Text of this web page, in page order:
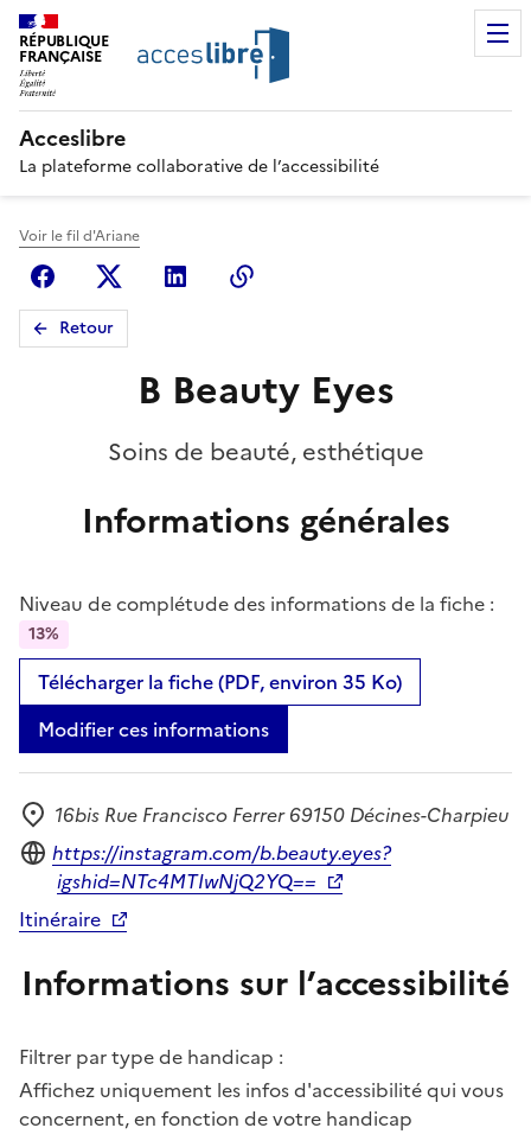
RÉPUBLIQUE
FRANÇAISE
Acceslibre
La plateforme collaborative de l’accessibilité
Voir le fil d'Ariane
FacebookX (anciennement Twitter)
Linkedin
Retour
B Beauty Eyes
Soins de beauté, esthétique
Informations générales
Niveau de complétude des informations de la fiche :
13%
Télécharger la fiche (PDF, environ 35 Ko)
Modifier ces informations
Adresse
16bis Rue Francisco Ferrer 69150 Décines-Charpieu
Site internet
https://instagram.com/b.beauty.eyes?
igshid=NTc4MTIwNjQ2YQ==
Itinéraire
Informations sur l’accessibilité
Filtrer par type de handicap :
Affichez uniquement les infos d'accessibilité qui vous
concernent, en fonction de votre handicap